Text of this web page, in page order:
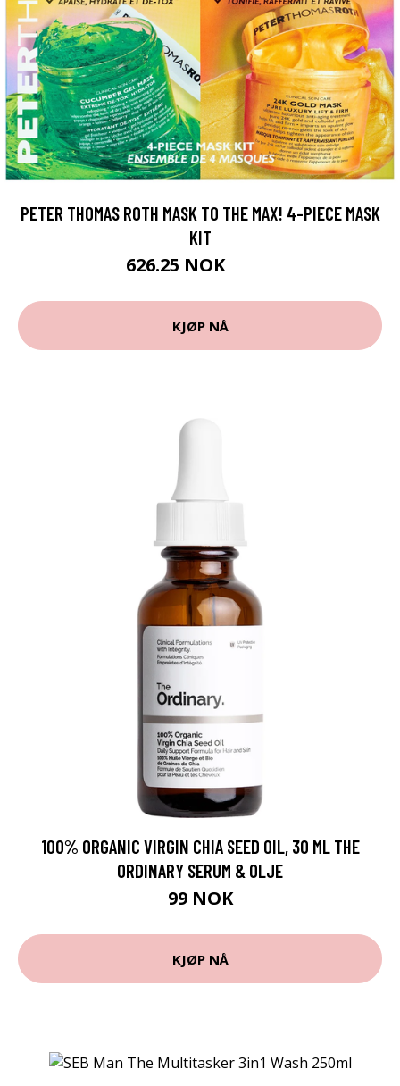
PETER THOMAS ROTH MASK TO THE MAX! 4-PIECE MASK
KIT
626.25 NOK
KJØP NÅ
100% ORGANIC VIRGIN CHIA SEED OIL, 30 ML THE
ORDINARY SERUM & OLJE
99 NOK
KJØP NÅ